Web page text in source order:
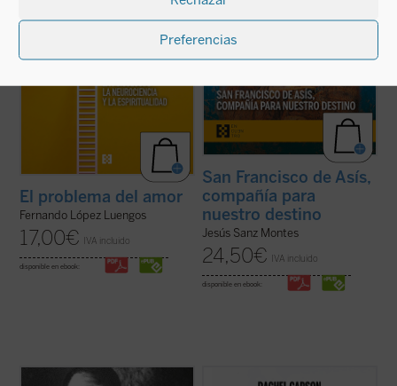
Preferencias
El problema del amor
Fernando López Luengos
17,00€ IVA incluido
disponible en ebook:
San Francisco de Asís,
compañía para
nuestro destino
Jesús Sanz Montes
24,50€ IVA incluido
disponible en ebook:
Esta biografía del recién proclamado santo
El principal legado de Carson fue